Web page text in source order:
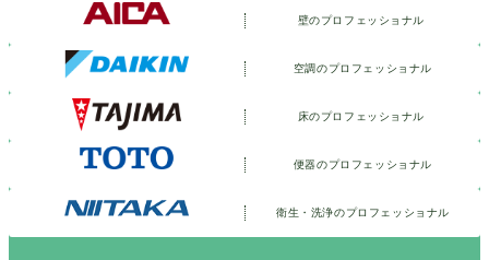
壁のプロフェッショナル
空調のプロフェッショナル
床のプロフェッショナル
便器のプロフェッショナル
衛生・洗浄のプロフェッショナル